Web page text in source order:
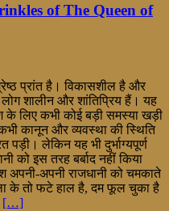
of The Queen of
प्रांत है। विकासशील है और
शालीन और शांतिप्रिय हैं। यह
लिए कभी कोई बड़ी समस्या खड़ी
कानून और व्यवस्था की स्थिति
लेकिन यह भी दुर्भाग्यपूर्ण
को इस तरह बर्बाद नहीं किया
अपनी-अपनी राजधानी को चमकाते
के तो फटे हाल है, दम फूल चुका है
[…]